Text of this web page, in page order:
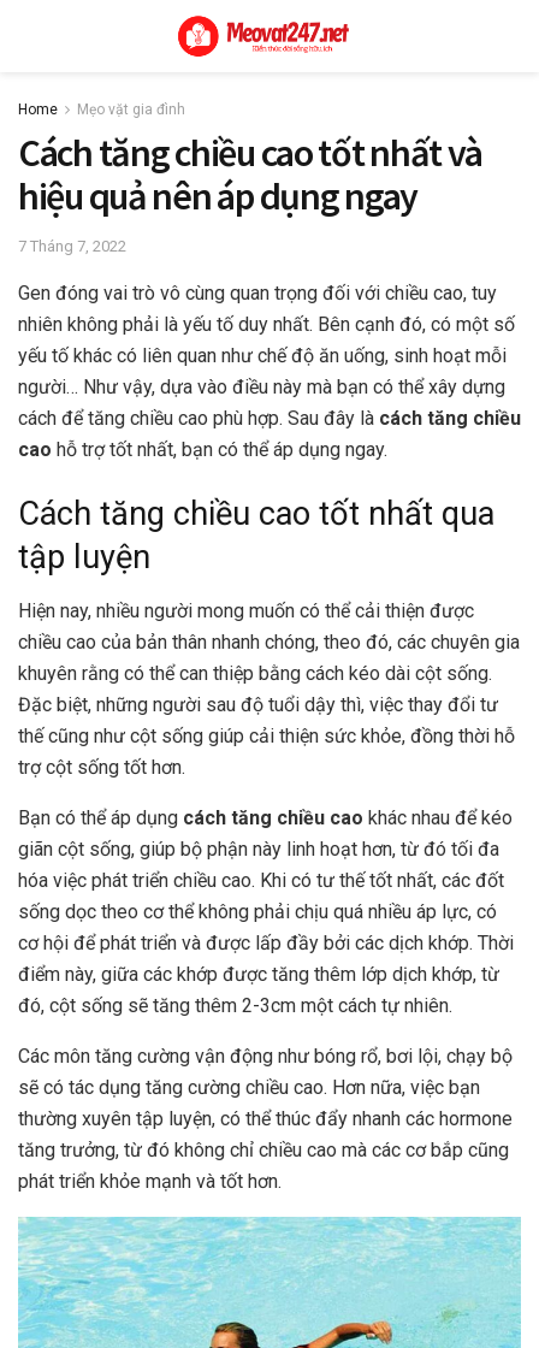
Home Mẹo vặt gia đình
Cách tăng chiều cao tốt nhất và
hiệu quả nên áp dụng ngay
7 Tháng 7, 2022
Gen đóng vai trò vô cùng quan trọng đối với chiều cao, tuy
nhiên không phải là yếu tố duy nhất. Bên cạnh đó, có một số
yếu tố khác có liên quan như chế độ ăn uống, sinh hoạt mỗi
người… Như vậy, dựa vào điều này mà bạn có thể xây dựng
cách để tăng chiều cao phù hợp. Sau đây là cách tăng chiều
cao hỗ trợ tốt nhất, bạn có thể áp dụng ngay.
Cách tăng chiều cao tốt nhất qua
tập luyện
Hiện nay, nhiều người mong muốn có thể cải thiện được
chiều cao của bản thân nhanh chóng, theo đó, các chuyên gia
khuyên rằng có thể can thiệp bằng cách kéo dài cột sống.
Đặc biệt, những người sau độ tuổi dậy thì, việc thay đổi tư
thế cũng như cột sống giúp cải thiện sức khỏe, đồng thời hỗ
trợ cột sống tốt hơn.
Bạn có thể áp dụng cách tăng chiều cao khác nhau để kéo
giãn cột sống, giúp bộ phận này linh hoạt hơn, từ đó tối đa
hóa việc phát triển chiều cao. Khi có tư thế tốt nhất, các đốt
sống dọc theo cơ thể không phải chịu quá nhiều áp lực, có
cơ hội để phát triển và được lấp đầy bởi các dịch khớp. Thời
điểm này, giữa các khớp được tăng thêm lớp dịch khớp, từ
đó, cột sống sẽ tăng thêm 2-3cm một cách tự nhiên.
Các môn tăng cường vận động như bóng rổ, bơi lội, chạy bộ
sẽ có tác dụng tăng cường chiều cao. Hơn nữa, việc bạn
thường xuyên tập luyện, có thể thúc đẩy nhanh các hormone
tăng trưởng, từ đó không chỉ chiều cao mà các cơ bắp cũng
phát triển khỏe mạnh và tốt hơn.